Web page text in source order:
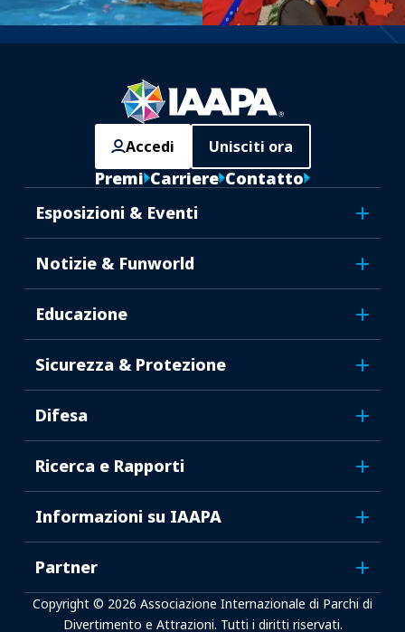
Accedi Unisciti ora
Premi Carriere Contatto
Esposizioni & Eventi
Notizie & Funworld
Educazione
Sicurezza & Protezione
Difesa
Ricerca e Rapporti
Informazioni su IAAPA
Partner
Copyright © 2026 Associazione Internazionale di Parchi di
Divertimento e Attrazioni. Tutti i diritti riservati.